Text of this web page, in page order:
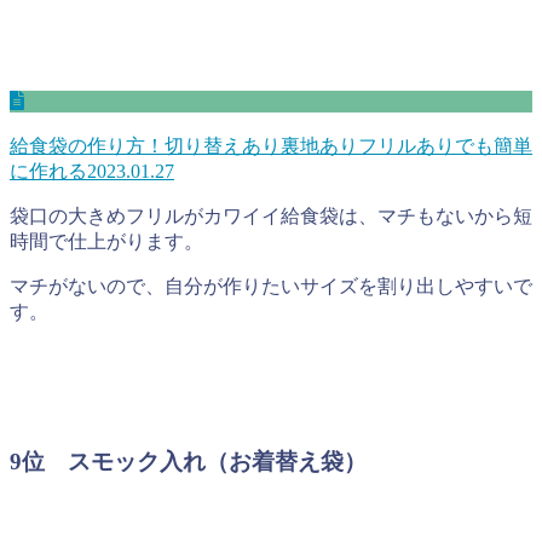
給食袋の作り方！切り替えあり裏地ありフリルありでも簡単
に作れる2023.01.27
袋口の大きめフリルがカワイイ給食袋は、マチもないから短
時間で仕上がります。
マチがないので、自分が作りたいサイズを割り出しやすいで
す。
9位 スモック入れ（お着替え袋）